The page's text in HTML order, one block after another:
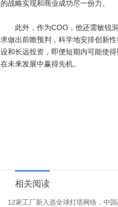
的战略实现和商业成功尽一份力。
此外，作为COO，他还需敏锐洞
求做出前瞻预判，科学地安排创新
设和长远投资，即便短期内可能使
在未来发展中赢得先机。
相关阅读
12家工厂新入选全球灯塔网络，中国